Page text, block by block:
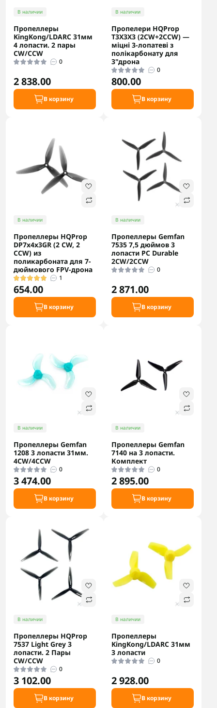
В наличии
Пропеллеры
KingKong/LDARC 31мм
4 лопасти. 2 пары
CW/CCW
0
2 838.00
В корзину
В наличии
Пропелери HQProp
T3X3X3 (2CW+2CCW) —
міцні 3-лопатеві з
полікарбонату для
3"дрона
0
800.00
В корзину
В наличии
Пропеллеры HQProp
DP7x4x3GR (2 CW, 2
CCW) из
поликарбоната для 7-
дюймового FPV-дрона
1
654.00
В корзину
В наличии
Пропеллеры Gemfan
7535 7,5 дюймов 3
лопасти PC Durable
2СW/2CCW
0
2 871.00
В корзину
В наличии
Пропеллеры Gemfan
1208 3 лопасти 31мм.
4CW/4CCW
0
3 474.00
В корзину
В наличии
Пропеллеры Gemfan
7140 на 3 лопасти.
Комплект
0
2 895.00
В корзину
В наличии
Пропеллеры HQProp
7537 Light Grey 3
лопасти. 2 Пары
CW/CCW
0
3 102.00
В корзину
В наличии
Пропеллеры
KingKong/LDARC 31мм
3 лопасти
0
2 928.00
В корзину